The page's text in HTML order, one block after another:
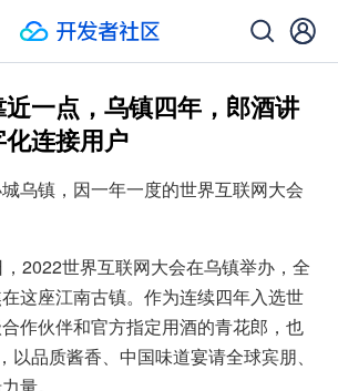
一点，乌镇四年，郎酒讲
连接用户
乌镇，因一年一度的世界互联网大会
2022世界互联网大会在乌镇举办，全
这座江南古镇。作为连续四年入选世
作伙伴和官方指定用酒的青花郎，也
以品质酱香、中国味道宴请全球宾朋、